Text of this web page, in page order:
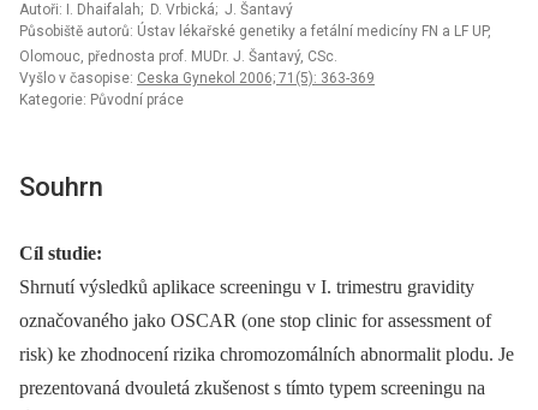
Autoři: I. Dhaifalah; D. Vrbická; J. Šantavý
Působiště autorů: Ústav lékařské genetiky a fetální medicíny FN a LF UP,
Olomouc, přednosta prof. MUDr. J. Šantavý, CSc.
Vyšlo v časopise: Ceska Gynekol 2006; 71(5): 363-369
Kategorie: Původní práce
Souhrn
Cíl studie:
Shrnutí výsledků aplikace screeningu v I. trimestru gravidity
označovaného jako OSCAR (one stop clinic for assessment of
risk) ke zhodnocení rizika chromozomálních abnormalit plodu. Je
prezentovaná dvouletá zkušenost s tímto typem screeningu na